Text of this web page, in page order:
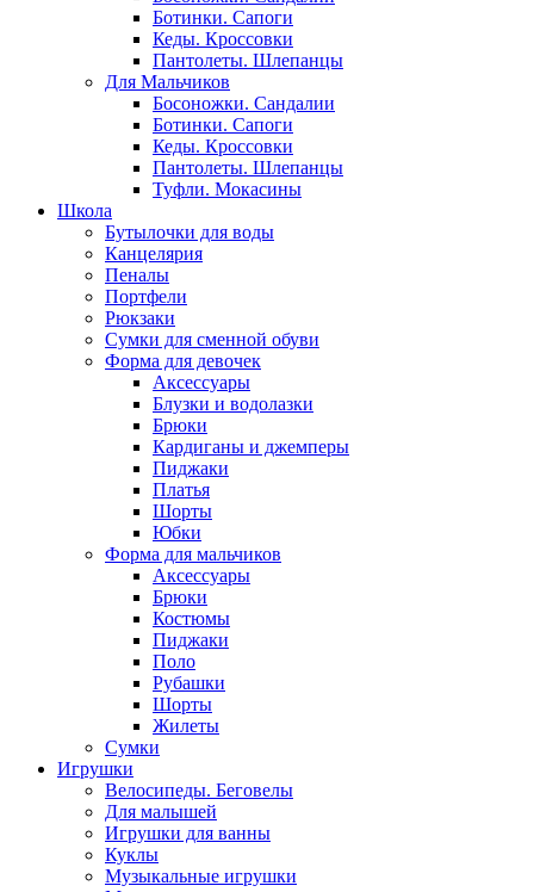
Ботинки. Сапоги
Кеды. Кроссовки
Пантолеты. Шлепанцы
Для Мальчиков
Босоножки. Сандалии
Ботинки. Сапоги
Кеды. Кроссовки
Пантолеты. Шлепанцы
Туфли. Мокасины
Школа
Бутылочки для воды
Канцелярия
Пеналы
Портфели
Рюкзаки
Сумки для сменной обуви
Форма для девочек
Аксессуары
Блузки и водолазки
Брюки
Кардиганы и джемперы
Пиджаки
Платья
Шорты
Юбки
Форма для мальчиков
Аксессуары
Брюки
Костюмы
Пиджаки
Поло
Рубашки
Шорты
Жилеты
Сумки
Игрушки
Велосипеды. Беговелы
Для малышей
Игрушки для ванны
Куклы
Музыкальные игрушки